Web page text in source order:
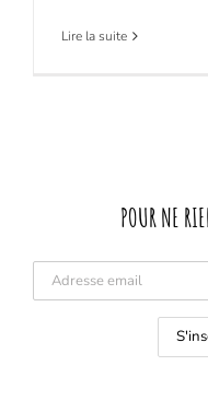
Lire la suite
POUR NE